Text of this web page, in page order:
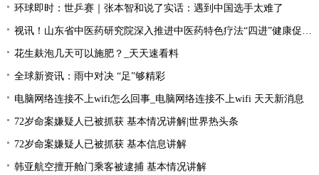
环球即时：世乒赛｜张本智和说了实话：遇到中国选手太难了
视讯！山东省中医药研究院深入推进中医药特色疗法“四进”健康促进行动
花生麸泡几天可以施肥？_天天速看料
全球新资讯：雨中对决 “足”够精彩
电脑网络连接不上wifi怎么回事_电脑网络连接不上wifi 天天新消息
72岁命案嫌疑人已被抓获 基本情况讲解|世界热头条
72岁命案嫌疑人已被抓获 基本信息讲解
韩亚航空擅开舱门乘客被逮捕 基本情况讲解